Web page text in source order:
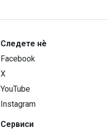
Следете нѐ
Facebook
X
YouTube
Instagram
Сервиси